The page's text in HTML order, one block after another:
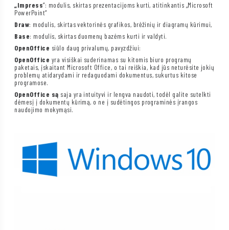
„Impress“: modulis, skirtas prezentacijoms kurti, atitinkantis „Microsoft
PowerPoint“
Draw: modulis, skirtas vektorinės grafikos, brėžinių ir diagramų kūrimui,
Base: modulis, skirtas duomenų bazėms kurti ir valdyti.
OpenOffice siūlo daug privalumų, pavyzdžiui:
OpenOffice yra visiškai suderinamas su kitomis biuro programų
paketais, įskaitant Microsoft Office, o tai reiškia, kad jūs neturėsite jokių
problemų atidarydami ir redaguodami dokumentus, sukurtus kitose
programose.
OpenOffice są saja yra intuityvi ir lengva naudoti, todėl galite sutelkti
dėmesį į dokumentų kūrimą, o ne į sudėtingos programinės įrangos
naudojimo mokymąsi.